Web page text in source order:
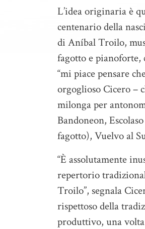
L’idea originaria è
centenario della
di Aníbal Troilo,
fagotto e
“mi piace pensare
orgoglioso Cicero –
milonga per
Bandoneon,
fagotto), Vuelvo al
“È assolutamente
repertorio
Troilo”, segnala
rispettoso della
produttivo, una